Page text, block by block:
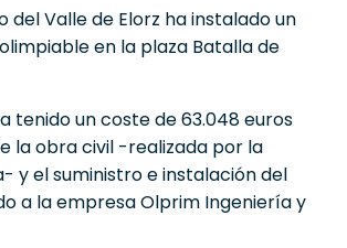
del Valle de Elorz ha instalado un
en la plaza Batalla de
tenido un coste de 63.048 euros
la obra civil -realizada por la
y el suministro e instalación del
a la empresa Olprim Ingeniería y